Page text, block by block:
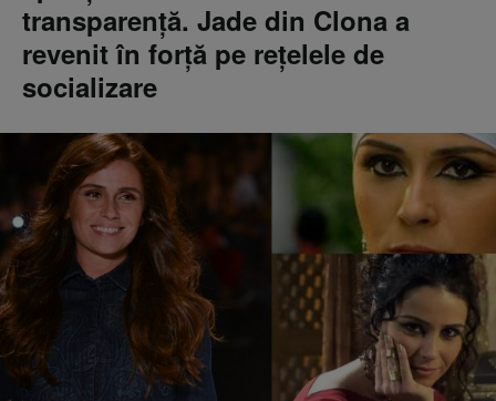
transparență. Jade din Clona a
revenit în forță pe rețelele de
socializare